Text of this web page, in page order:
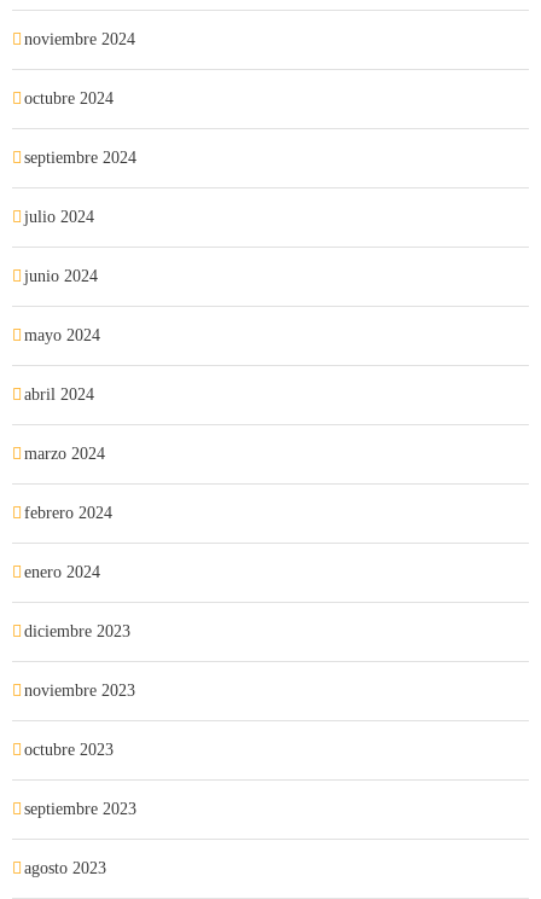
noviembre 2024
octubre 2024
septiembre 2024
julio 2024
junio 2024
mayo 2024
abril 2024
marzo 2024
febrero 2024
enero 2024
diciembre 2023
noviembre 2023
octubre 2023
septiembre 2023
agosto 2023